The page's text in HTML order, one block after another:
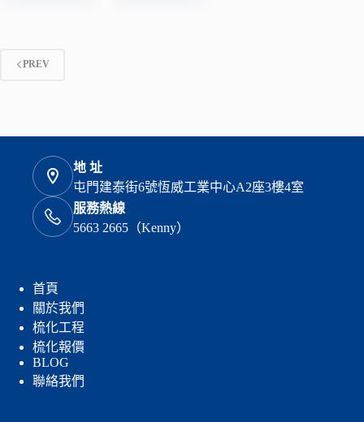
PREV
地 址
屯門建泰街6號恆威工業中心A2座3樓4室
服務熱線
5663 2665（Kenny）
首頁
關於我們
梳化工程
梳化報價
BLOG
聯絡我們